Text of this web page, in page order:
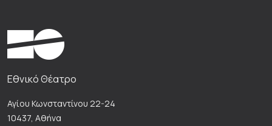
Εθνικό Θέατρο
Αγίου Κωνσταντίνου 22-24
10437, Αθήνα